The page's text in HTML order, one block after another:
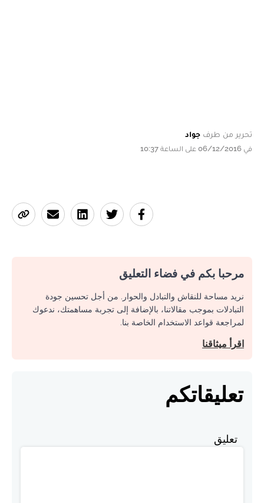
تحرير من طرف جواد
في 06/12/2016 على الساعة 10:37
مرحبا بكم في فضاء التعليق
نريد مساحة للنقاش والتبادل والحوار. من أجل تحسين جودة
التبادلات بموجب مقالاتنا، بالإضافة إلى تجربة مساهمتك، ندعوك
لمراجعة قواعد الاستخدام الخاصة بنا.
اقرأ ميثاقنا
تعليقاتكم
تعليق